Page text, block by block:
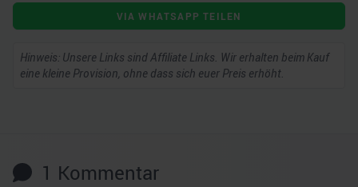
VIA WHATSAPP TEILEN
Hinweis: Unsere Links sind Affiliate Links. Wir erhalten beim Kauf
eine kleine Provision, ohne dass sich euer Preis erhöht.
1 Kommentar